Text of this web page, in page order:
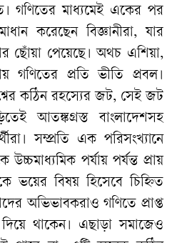
গণিতের মাধ্যমেই একের পর
করেছেন বিজ্ঞানীরা, যার
ছোঁয়া পেয়েছে। অথচ এশিয়া,
গণিতের প্রতি ভীতি প্রবল।
কঠিন রহস্যের জট, সেই জট
আতঙ্কগ্রস্ত বাংলাদেশসহ
সম্প্রতি এক পরিসংখ্যানে
উচ্চমাধ্যমিক পর্যায় পর্যন্ত প্রায়
ভয়ের বিষয় হিসেবে চিহ্নিত
অভিভাবকরাও গণিতে প্রাপ্ত
থাকেন। এছাড়া সমাজেও